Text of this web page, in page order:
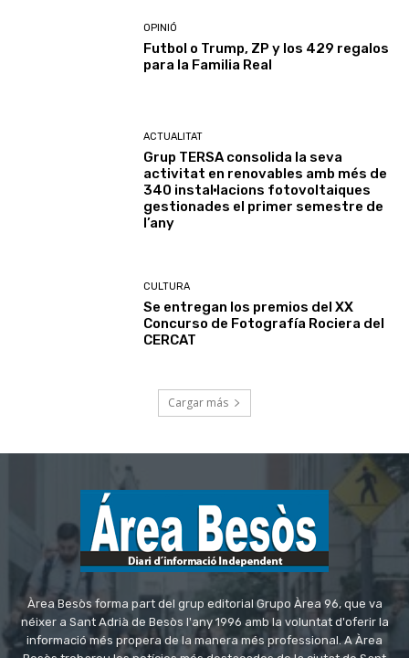
Àrea Besòs forma part del grup editorial Grupo Àrea 96, que va
néixer a Sant Adrià de Besòs l'any 1996 amb la voluntat d'oferir la
informació més propera de la manera més professional. A Àrea